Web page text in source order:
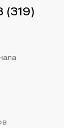
(319)